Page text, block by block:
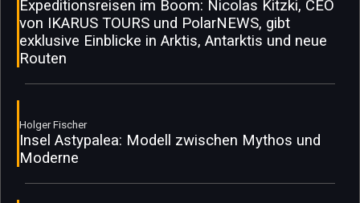
Expeditionsreisen im Boom: Nicolas Kitzki, CEO
von IKARUS TOURS und PolarNEWS, gibt
exklusive Einblicke in Arktis, Antarktis und neue
Routen
Holger Fischer
Insel Astypalea: Modell zwischen Mythos und
Moderne